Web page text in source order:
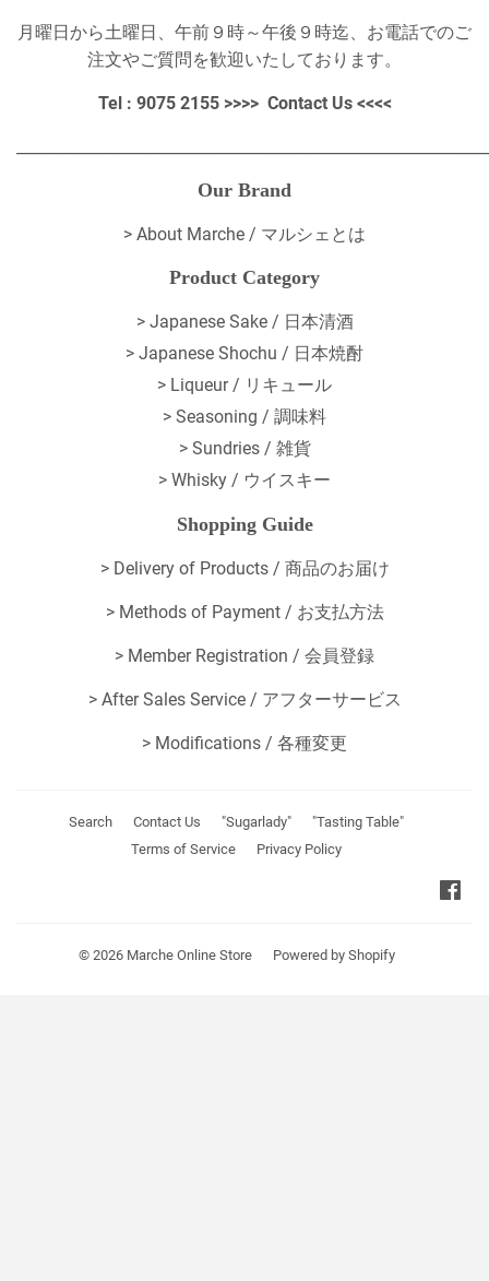
月曜日から土曜日、午前９時～午後９時迄、お電話でのご
注文やご質問を歓迎いたしております。
Tel : 9075 2155 >>>> Contact Us<<<<
Our Brand
> About Marche / マルシェとは
Product Category
> Japanese Sake / 日本清酒
> Japanese Shochu / 日本焼酎
> Liqueur / リキュール
> Seasoning / 調味料
> Sundries / 雑貨
> Whisky / ウイスキー
Shopping Guide
> Delivery of Products / 商品のお届け
> Methods of Payment / お支払方法
> Member Registration / 会員登録
> After Sales Service / アフターサービス
> Modifications / 各種変更
Search Contact Us "Sugarlady"
"Tasting Table"
Terms of Service
Privacy Policy
© 2026 Marche Online Store Powered by Shopify